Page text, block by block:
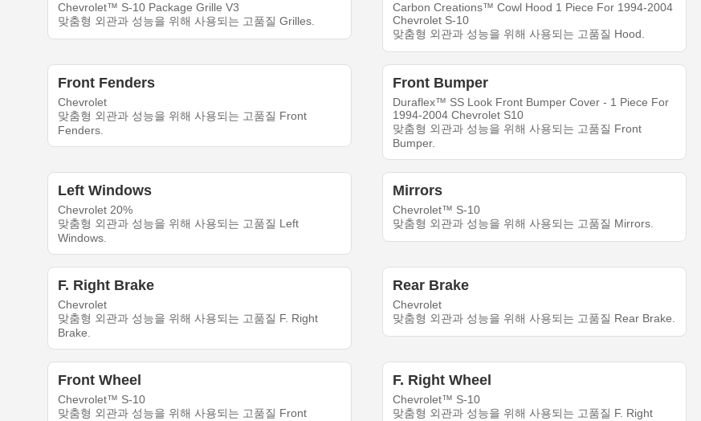
Chevrolet™ S-10 Package Grille V3
맞춤형 외관과 성능을 위해 사용되는 고품질 Grilles.
Carbon Creations™ Cowl Hood 1 Piece For 1994-2004
Chevrolet S-10
맞춤형 외관과 성능을 위해 사용되는 고품질 Hood.
Front Fenders
Chevrolet
맞춤형 외관과 성능을 위해 사용되는 고품질 Front
Fenders.
Front Bumper
Duraflex™ SS Look Front Bumper Cover - 1 Piece For
1994-2004 Chevrolet S10
맞춤형 외관과 성능을 위해 사용되는 고품질 Front
Bumper.
Left Windows
Chevrolet 20%
맞춤형 외관과 성능을 위해 사용되는 고품질 Left
Windows.
Mirrors
Chevrolet™ S-10
맞춤형 외관과 성능을 위해 사용되는 고품질 Mirrors.
F. Right Brake
Chevrolet
맞춤형 외관과 성능을 위해 사용되는 고품질 F. Right
Brake.
Rear Brake
Chevrolet
맞춤형 외관과 성능을 위해 사용되는 고품질 Rear Brake.
Front Wheel
Chevrolet™ S-10
맞춤형 외관과 성능을 위해 사용되는 고품질 Front
F. Right Wheel
Chevrolet™ S-10
맞춤형 외관과 성능을 위해 사용되는 고품질 F. Right